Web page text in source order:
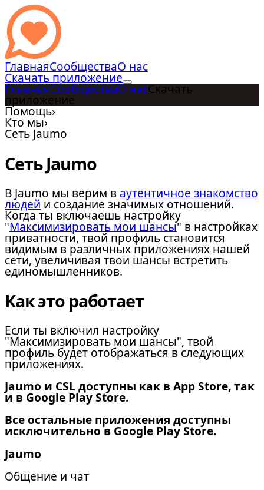
ГлавнаяСообществаО нас
Скачать приложение
ГлавнаяСообществаО насСкачать
приложение
Помощь›
Кто мы›
Сеть Jaumo
Сеть Jaumo
В Jaumo мы верим в аутентичное знакомство
людей и создание значимых отношений.
Когда ты включаешь настройку
"Максимизировать мои шансы" в настройках
приватности, твой профиль становится
видимым в различных приложениях нашей
сети, увеличивая твои шансы встретить
единомышленников.
Как это работает
Если ты включил настройку
"Максимизировать мои шансы", твой
профиль будет отображаться в следующих
приложениях.
Jaumo и CSL доступны как в App Store, так
и в Google Play Store.
Все остальные приложения доступны
исключительно в Google Play Store.
Jaumo
Общение и чат